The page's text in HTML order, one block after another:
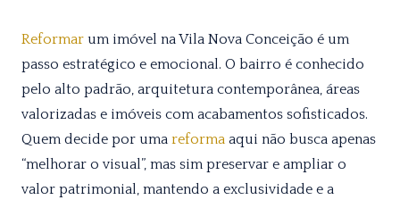
Reformar um imóvel na Vila Nova Conceição é um
passo estratégico e emocional. O bairro é conhecido
pelo alto padrão, arquitetura contemporânea, áreas
valorizadas e imóveis com acabamentos sofisticados.
Quem decide por uma reforma aqui não busca apenas
“melhorar o visual”, mas sim preservar e ampliar o
valor patrimonial, mantendo a exclusividade e a